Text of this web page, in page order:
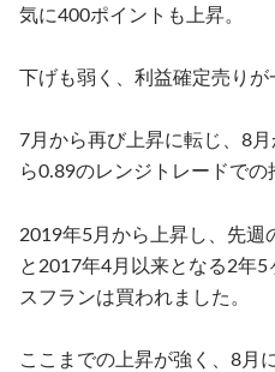
気に400ポイントも上昇。
下げも弱く、利益確定売り
7月から再び上昇に転じ、 8
ら0.89のレンジトレードでの
2019年5月から上昇し、先週
と 2017年4月以来となる2年5
スフランは買われました。
ここまでの上昇が強く、 8月